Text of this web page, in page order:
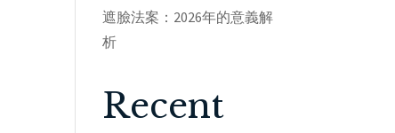
遮臉法案：2026年的意義解
析
Recent